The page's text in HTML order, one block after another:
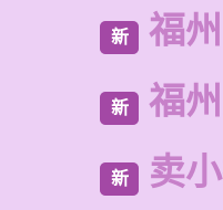
新 福
新 福
新 卖